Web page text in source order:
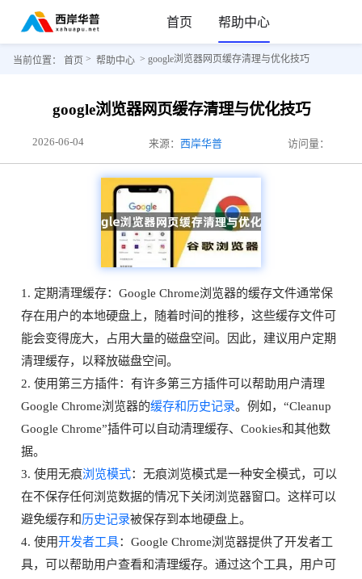
首页 帮助中心
当前位置： 首页 > 帮助中心 > google浏览器网页缓存清理与优化技巧
google浏览器网页缓存清理与优化技巧
2026-06-04 来源：西岸华普 访问量：
1. 定期清理缓存：Google Chrome浏览器的缓存文件通常保
存在用户的本地硬盘上，随着时间的推移，这些缓存文件可
能会变得庞大，占用大量的磁盘空间。因此，建议用户定期
清理缓存，以释放磁盘空间。
2. 使用第三方插件：有许多第三方插件可以帮助用户清理
Google Chrome浏览器的缓存和历史记录。例如，“Cleanup
Google Chrome”插件可以自动清理缓存、Cookies和其他数
据。
3. 使用无痕浏览模式：无痕浏览模式是一种安全模式，可以
在不保存任何浏览数据的情况下关闭浏览器窗口。这样可以
避免缓存和历史记录被保存到本地硬盘上。
4. 使用开发者工具：Google Chrome浏览器提供了开发者工
具，可以帮助用户查看和清理缓存。通过这个工具，用户可